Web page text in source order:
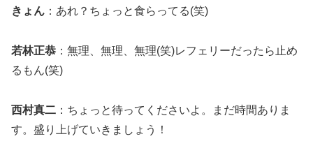
きょん ：あれ？ちょっと食らってる(笑)
若林正恭 ：無理、無理、無理(笑)レフェリーだったら止め
るもん(笑)
西村真二 ：ちょっと待ってくださいよ。まだ時間ありま
す。盛り上げていきましょう！